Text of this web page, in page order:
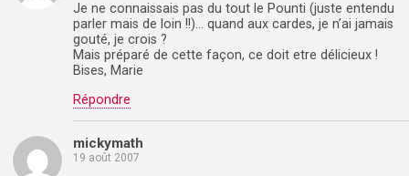
Je ne connaissais pas du tout le Pounti (juste entendu
parler mais de loin !!)… quand aux cardes, je n’ai jamais
gouté, je crois ?
Mais préparé de cette façon, ce doit etre délicieux !
Bises, Marie
Répondre
mickymath
19 août 2007